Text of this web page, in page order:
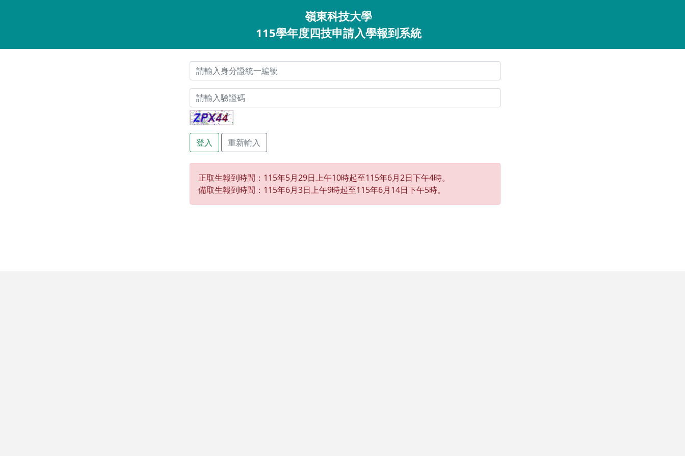
嶺東科技大學
115學年度四技申請入學報到系統
正取生報到時間：115年5月29日上午10時起至115年6月2日下午4時。
備取生報到時間：115年6月3日上午9時起至115年6月14日下午5時。